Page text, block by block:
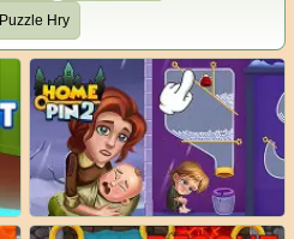
Puzzle Hry